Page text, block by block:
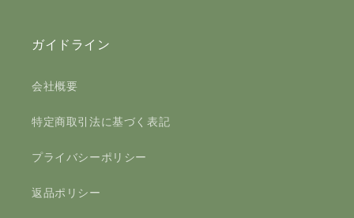
ガイドライン
会社概要
特定商取引法に基づく表記
プライバシーポリシー
返品ポリシー